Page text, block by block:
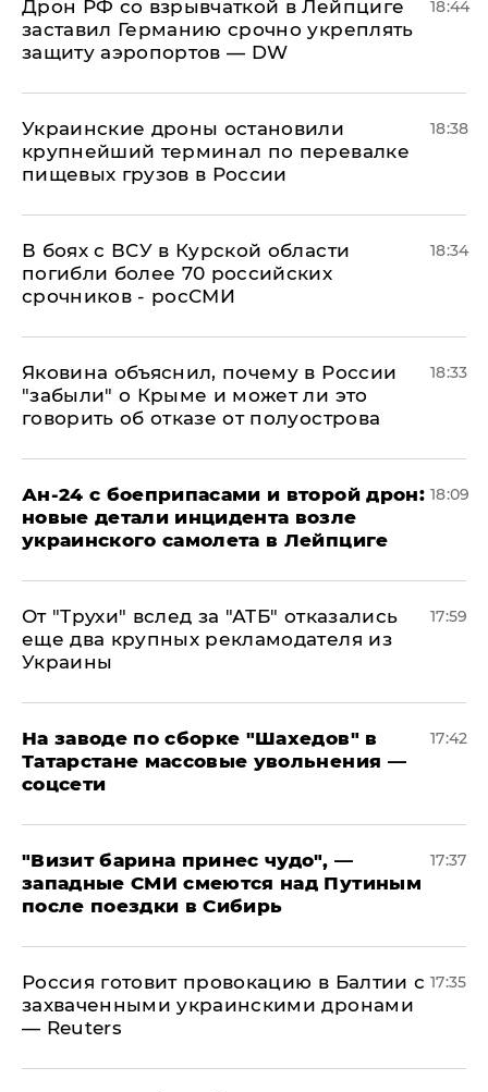
​Дрон РФ со взрывчаткой в Лейпциге
заставил Германию срочно укреплять
защиту аэропортов — DW
18:44
Украинские дроны остановили
крупнейший терминал по перевалке
пищевых грузов в России
18:38
В боях с ВСУ в Курской области
погибли более 70 российских
срочников - росСМИ
18:34
Яковина объяснил, почему в России
"забыли" о Крыме и может ли это
говорить об отказе от полуострова
18:33
Ан-24 с боеприпасами и второй дрон:
новые детали инцидента возле
украинского самолета в Лейпциге
18:09
От "Трухи" вслед за "АТБ" отказались
еще два крупных рекламодателя из
Украины
17:59
На заводе по сборке "Шахедов" в
Татарстане массовые увольнения —
соцсети
17:42
"Визит барина принес чудо", —
западные СМИ смеются над Путиным
после поездки в Сибирь
17:37
​Россия готовит провокацию в Балтии с
захваченными украинскими дронами
— Reuters
17:35